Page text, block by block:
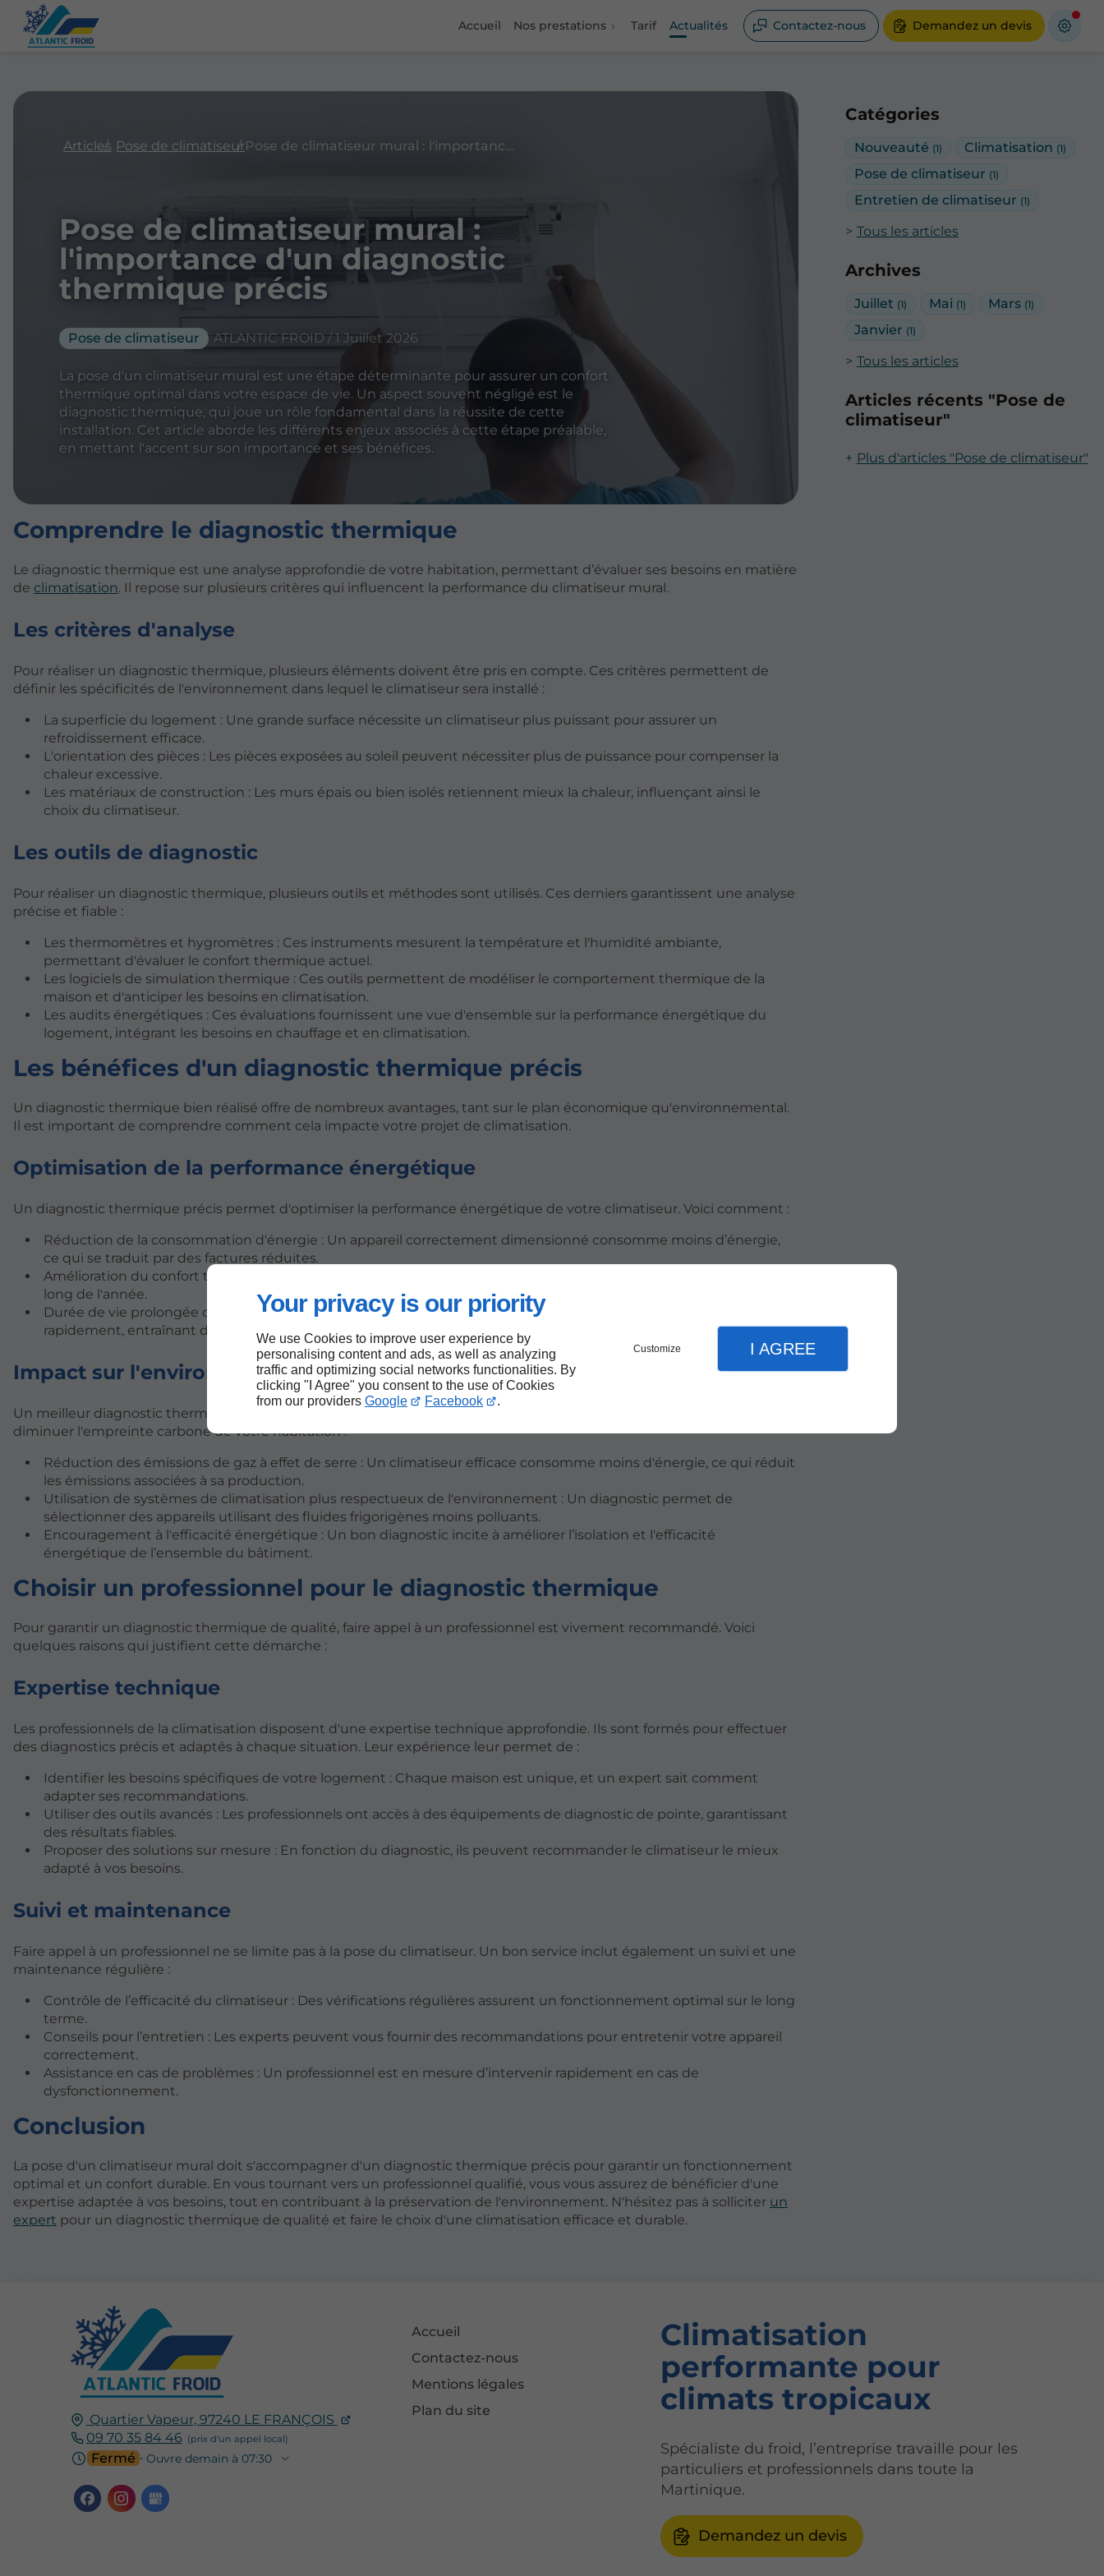
Your privacy is our priority
We use Cookies to improve user experience by
personalising content and ads, as well as analyzing
traffic and optimizing social networks functionalities. By
clicking "I Agree" you consent to the use of Cookies
from our providers Google Facebook .
Customize I AGREE
Accueil Nos prestations Tarif Actualités Contactez-nous Demandez un devis
Catégories
Nouveauté (1) Climatisation (1)
Pose de climatiseur (1)
Entretien de climatiseur (1)
Tous les articles
Archives
Juillet (1) Mai (1) Mars (1)
Janvier (1)
Tous les articles
Articles récents "Pose de
climatiseur"
Plus d'articles "Pose de climatiseur"
Articles Pose de climatiseur Pose de climatiseur mural : l'importance d'un diagnostic thermique précis
Pose de climatiseur mural :
l'importance d'un diagnostic
thermique précis
Pose de climatiseur ATLANTIC FROID / 1 Juillet 2026
La pose d'un climatiseur mural est une étape déterminante pour assurer un confort
thermique optimal dans votre espace de vie. Un aspect souvent négligé est le
diagnostic thermique, qui joue un rôle fondamental dans la réussite de cette
installation. Cet article aborde les différents enjeux associés à cette étape préalable,
en mettant l'accent sur son importance et ses bénéfices.
Comprendre le diagnostic thermique
Le diagnostic thermique est une analyse approfondie de votre habitation, permettant d’évaluer ses besoins en matière
de climatisation. Il repose sur plusieurs critères qui influencent la performance du climatiseur mural.
Les critères d'analyse
Pour réaliser un diagnostic thermique, plusieurs éléments doivent être pris en compte. Ces critères permettent de
définir les spécificités de l'environnement dans lequel le climatiseur sera installé :
La superficie du logement : Une grande surface nécessite un climatiseur plus puissant pour assurer un
refroidissement efficace.
L'orientation des pièces : Les pièces exposées au soleil peuvent nécessiter plus de puissance pour compenser la
chaleur excessive.
Les matériaux de construction : Les murs épais ou bien isolés retiennent mieux la chaleur, influençant ainsi le
choix du climatiseur.
Les outils de diagnostic
Pour réaliser un diagnostic thermique, plusieurs outils et méthodes sont utilisés. Ces derniers garantissent une analyse
précise et fiable :
Les thermomètres et hygromètres : Ces instruments mesurent la température et l'humidité ambiante,
permettant d'évaluer le confort thermique actuel.
Les logiciels de simulation thermique : Ces outils permettent de modéliser le comportement thermique de la
maison et d'anticiper les besoins en climatisation.
Les audits énergétiques : Ces évaluations fournissent une vue d'ensemble sur la performance énergétique du
logement, intégrant les besoins en chauffage et en climatisation.
Les bénéfices d'un diagnostic thermique précis
Un diagnostic thermique bien réalisé offre de nombreux avantages, tant sur le plan économique qu'environnemental.
Il est important de comprendre comment cela impacte votre projet de climatisation.
Optimisation de la performance énergétique
Un diagnostic thermique précis permet d'optimiser la performance énergétique de votre climatiseur. Voici comment :
Réduction de la consommation d'énergie : Un appareil correctement dimensionné consomme moins d’énergie,
ce qui se traduit par des factures réduites.
Amélioration du confort thermique : Un climatiseur adapté à vos besoins assure une température agréable tout au
long de l'année.
Durée de vie prolongée de l'équipement : Un climatiseur surdimensionné ou sous-dimensionné s’use plus
rapidement, entraînant des coûts de maintenance accrus.
Impact sur l'environnement
Un meilleur diagnostic thermique contribue également à la protection de l’environnement. En effet, il permet de
diminuer l'empreinte carbone de votre habitation :
Réduction des émissions de gaz à effet de serre : Un climatiseur efficace consomme moins d'énergie, ce qui réduit
les émissions associées à sa production.
Utilisation de systèmes de climatisation plus respectueux de l'environnement : Un diagnostic permet de
sélectionner des appareils utilisant des fluides frigorigènes moins polluants.
Encouragement à l'efficacité énergétique : Un bon diagnostic incite à améliorer l’isolation et l'efficacité
énergétique de l’ensemble du bâtiment.
Choisir un professionnel pour le diagnostic thermique
Pour garantir un diagnostic thermique de qualité, faire appel à un professionnel est vivement recommandé. Voici
quelques raisons qui justifient cette démarche :
Expertise technique
Les professionnels de la climatisation disposent d'une expertise technique approfondie. Ils sont formés pour effectuer
des diagnostics précis et adaptés à chaque situation. Leur expérience leur permet de :
Identifier les besoins spécifiques de votre logement : Chaque maison est unique, et un expert sait comment
adapter ses recommandations.
Utiliser des outils avancés : Les professionnels ont accès à des équipements de diagnostic de pointe, garantissant
des résultats fiables.
Proposer des solutions sur mesure : En fonction du diagnostic, ils peuvent recommander le climatiseur le mieux
adapté à vos besoins.
Suivi et maintenance
Faire appel à un professionnel ne se limite pas à la pose du climatiseur. Un bon service inclut également un suivi et une
maintenance régulière :
Contrôle de l’efficacité du climatiseur : Des vérifications régulières assurent un fonctionnement optimal sur le long
terme.
Conseils pour l’entretien : Les experts peuvent vous fournir des recommandations pour entretenir votre appareil
correctement.
Assistance en cas de problèmes : Un professionnel est en mesure d’intervenir rapidement en cas de
dysfonctionnement.
Conclusion
La pose d'un climatiseur mural doit s'accompagner d'un diagnostic thermique précis pour garantir un fonctionnement
optimal et un confort durable. En vous tournant vers un professionnel qualifié, vous vous assurez de bénéficier d'une
expertise adaptée à vos besoins, tout en contribuant à la préservation de l'environnement. N'hésitez pas à solliciter un
expert pour un diagnostic thermique de qualité et faire le choix d'une climatisation efficace et durable.
Quartier Vapeur, 97240 LE FRANÇOIS
09 70 35 84 46
Fermé ⋅ Ouvre demain à 07:30
Accueil
Contactez-nous
Mentions légales
Plan du site
Climatisation
performante pour
climats tropicaux
Spécialiste du froid, l’entreprise travaille pour les
particuliers et professionnels dans toute la
Martinique.
Demandez un devis